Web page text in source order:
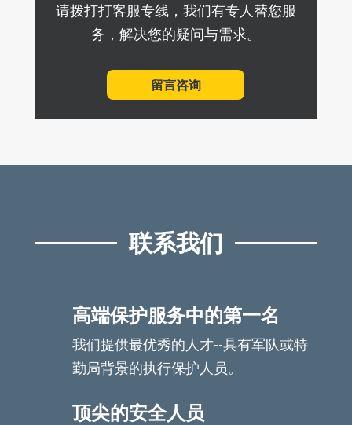
请拨打打客服专线，我们有专人替您服
务，解决您的疑问与需求。
留言咨询
联系我们
高端保护服务中的第一名
我们提供最优秀的人才--具有军队或特
勤局背景的执行保护人员。
顶尖的安全人员